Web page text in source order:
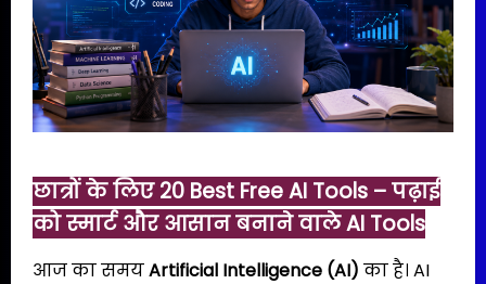
छात्रों के लिए 20 Best Free AI Tools – पढ़ाई
को स्मार्ट और आसान बनाने वाले AI Tools
आज का समयArtificial Intelligence (AI) का है। AI